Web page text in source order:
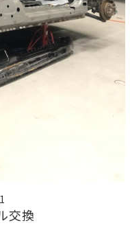
交換